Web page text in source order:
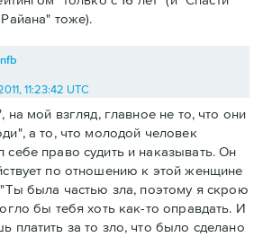
тоже).
nfb
11:23:42 UTC
на мой взгляд, главное не то, что они
а то, что молодой человек
себе право судить и наказывать. Он
по отношению к этой женщине
была частью зла, поэтому я скрою
бы тебя хоть как-то оправдать. И
платить за то зло, что было сделано